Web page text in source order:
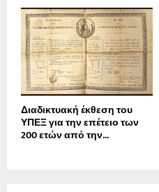
Διαδικτυακή έκθεση του
ΥΠΕΞ για την επέτειο των
200 ετών από την...